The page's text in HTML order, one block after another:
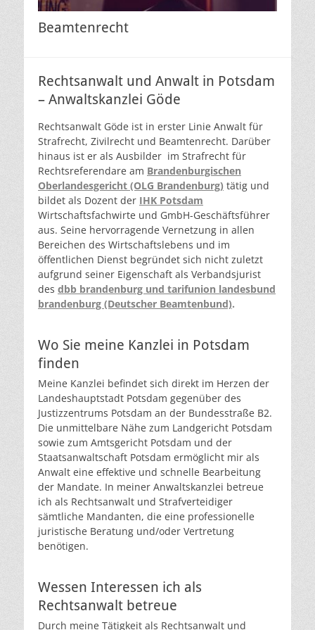
Beamtenrecht
Rechtsanwalt und Anwalt in Potsdam
– Anwaltskanzlei Göde
Rechtsanwalt Göde ist in erster Linie Anwalt für
Strafrecht, Zivilrecht und Beamtenrecht. Darüber
hinaus ist er als Ausbilder im Strafrecht für
Rechtsreferendare am Brandenburgischen
Oberlandesgericht (OLG Brandenburg) tätig und
bildet als Dozent der IHK Potsdam
Wirtschaftsfachwirte und GmbH-Geschäftsführer
aus. Seine hervorragende Vernetzung in allen
Bereichen des Wirtschaftslebens und im
öffentlichen Dienst begründet sich nicht zuletzt
aufgrund seiner Eigenschaft als Verbandsjurist
des dbb brandenburg und tarifunion landesbund
brandenburg (Deutscher Beamtenbund).
Wo Sie meine Kanzlei in Potsdam
finden
Meine Kanzlei befindet sich direkt im Herzen der
Landeshauptstadt Potsdam gegenüber des
Justizzentrums Potsdam an der Bundesstraße B2.
Die unmittelbare Nähe zum Landgericht Potsdam
sowie zum Amtsgericht Potsdam und der
Staatsanwaltschaft Potsdam ermöglicht mir als
Anwalt eine effektive und schnelle Bearbeitung
der Mandate. In meiner Anwaltskanzlei betreue
ich als Rechtsanwalt und Strafverteidiger
sämtliche Mandanten, die eine professionelle
juristische Beratung und/oder Vertretung
benötigen.
Wessen Interessen ich als
Rechtsanwalt betreue
Durch meine Tätigkeit als Rechtsanwalt und